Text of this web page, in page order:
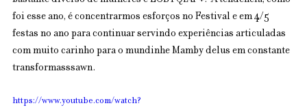
foi esse ano, é concentrarmos esforços no Festival e em 4/5
festas no ano para continuar servindo experiências articuladas
com muito carinho para o mundinhe Mamby delus em constante
transformasssawn.
https://www.youtube.com/watch?